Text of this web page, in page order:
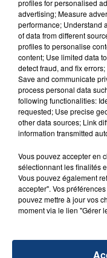
FIL D'ACTU
INCENDIE
SON BÉBÉ
Un homme s'est
aspergé sa
d'un liquide
profiles for personalised
advertising; Measure
performance; Understand
of data from different
profiles to personalise
content; Use limited data
detect fraud, and fix
Save and communicate
process personal data
following functionalities:
requested; Use precise
other data sources; Link
information transmitted
Vous pouvez accepter en
sélectionnant les finalités
Vous pouvez également
accepter". Vos
pouvez mettre à jour vos
moment via le lien "Gérer